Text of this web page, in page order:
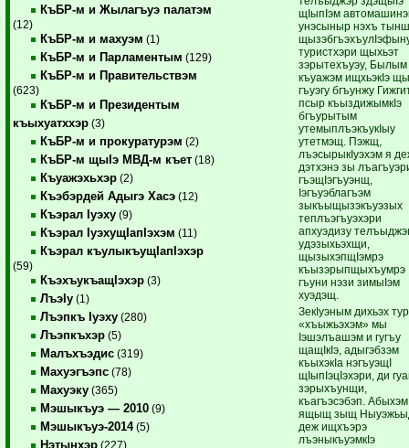
КъБР-м и Жылагъуэ палатэм
(12)
КъБР-м и махуэм (1)
КъБР-м и Парламентым (129)
КъБР-м и Правительствэм
(623)
КъБР-м и Президентым
къыхуатххэр (3)
КъБР-м и прокуратурэм (2)
КъБР-м щыIэ МВД-м къет (18)
Къуажэхьхэр (2)
Къэбэрдей Адыгэ Хасэ (12)
Къэрал Iуэху (9)
Къэрал IуэхущIапIэхэм (11)
Къэрал къулыкъущIапIэхэр
(59)
КъэхъукъащIэхэр (3)
ЛъэIу (1)
Лъэпкъ Iуэху (280)
Лъэпкъхэр (5)
Малъхъэдис (319)
Махуэгъэпс (78)
Махуэку (365)
Мэшыкъуэ — 2010 (9)
Мэшыкъуэ-2014(5)
Нэтынхэр (227)
щIыпIэм
унэсыныр нэхъ
туристхэри щыхьэт
зэрытехъуэу, Былым
къуажэм ищхьэкIэ
гъуэгу бгъунжу
псыр къыздижымкIэ
бгъурытым
утемыплъэкъукIыу
утетмэщ. Пэжщ,
лъэсырыкIуэхэм я
дэтхэнэ зы
гъэщIэгъуэнщ,
Iэгъуэблагъэм
зыкъыщызэкъуэзых
теплъэгъуэхэри
апхуэдизу
удэзыхьэхщи,
щызыхэпщIэмрэ
къызэрыпщыхъумрэ
гъуни нэзи зимыIэм
хуэдэщ.
ЗекIуэным дихьэх
«хъыжьэхэм» мы
Iэшэлъашэм и гугъу
щащIкIэ, адыгэбзэм
къыхэкIа нэгъуэщI
щIыпIэцIэхэри, ди
зэрыхъунщи,
къагъэсэбэп. Абыхэм
ящыщ зыщ
деж ищхъэрэ
лъэныкъуэмкIэ